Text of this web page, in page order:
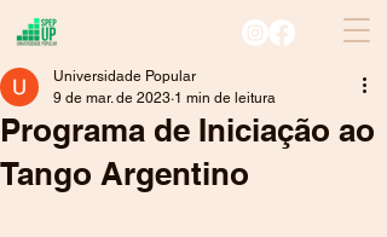
Programa de Iniciação ao
Tango Argentino
Universidade Popular
9 de mar. de 2023 1 min de leitura